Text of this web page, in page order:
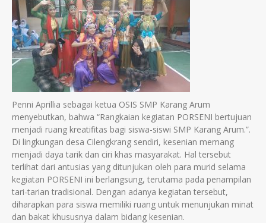
Penni Aprillia sebagai ketua OSIS SMP Karang Arum
menyebutkan, bahwa “Rangkaian kegiatan PORSENI bertujuan
menjadi ruang kreatifitas bagi siswa-siswi SMP Karang Arum.”.
Di lingkungan desa Cilengkrang sendiri, kesenian memang
menjadi daya tarik dan ciri khas masyarakat. Hal tersebut
terlihat dari antusias yang ditunjukan oleh para murid selama
kegiatan PORSENI ini berlangsung, terutama pada penampilan
tari-tarian tradisional. Dengan adanya kegiatan tersebut,
diharapkan para siswa memiliki ruang untuk menunjukan minat
dan bakat khususnya dalam bidang kesenian.